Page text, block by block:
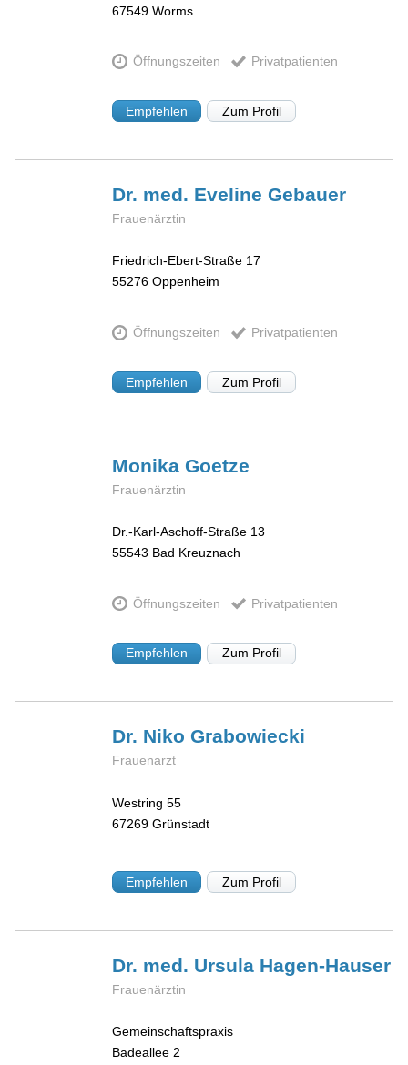
67549 Worms
Öffnungszeiten Privatpatienten
Empfehlen Zum Profil
Dr. med. EvelineGebauer
Frauenärztin
Friedrich-Ebert-Straße 17
55276 Oppenheim
Öffnungszeiten Privatpatienten
Empfehlen Zum Profil
MonikaGoetze
Frauenärztin
Dr.-Karl-Aschoff-Straße 13
55543 Bad Kreuznach
Öffnungszeiten Privatpatienten
Empfehlen Zum Profil
Dr. NikoGrabowiecki
Frauenarzt
Westring 55
67269 Grünstadt
Empfehlen Zum Profil
Dr. med. Ursula Hagen-Hauser
Frauenärztin
Gemeinschaftspraxis
Badeallee 2